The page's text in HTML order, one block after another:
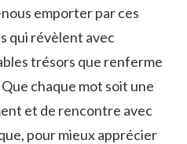
emporter par⁢ ces
qui révèlent avec
​trésors ‍que⁣ renferme
chaque⁣ mot soit ⁢une
et de rencontre avec
pour mieux ⁤apprécier